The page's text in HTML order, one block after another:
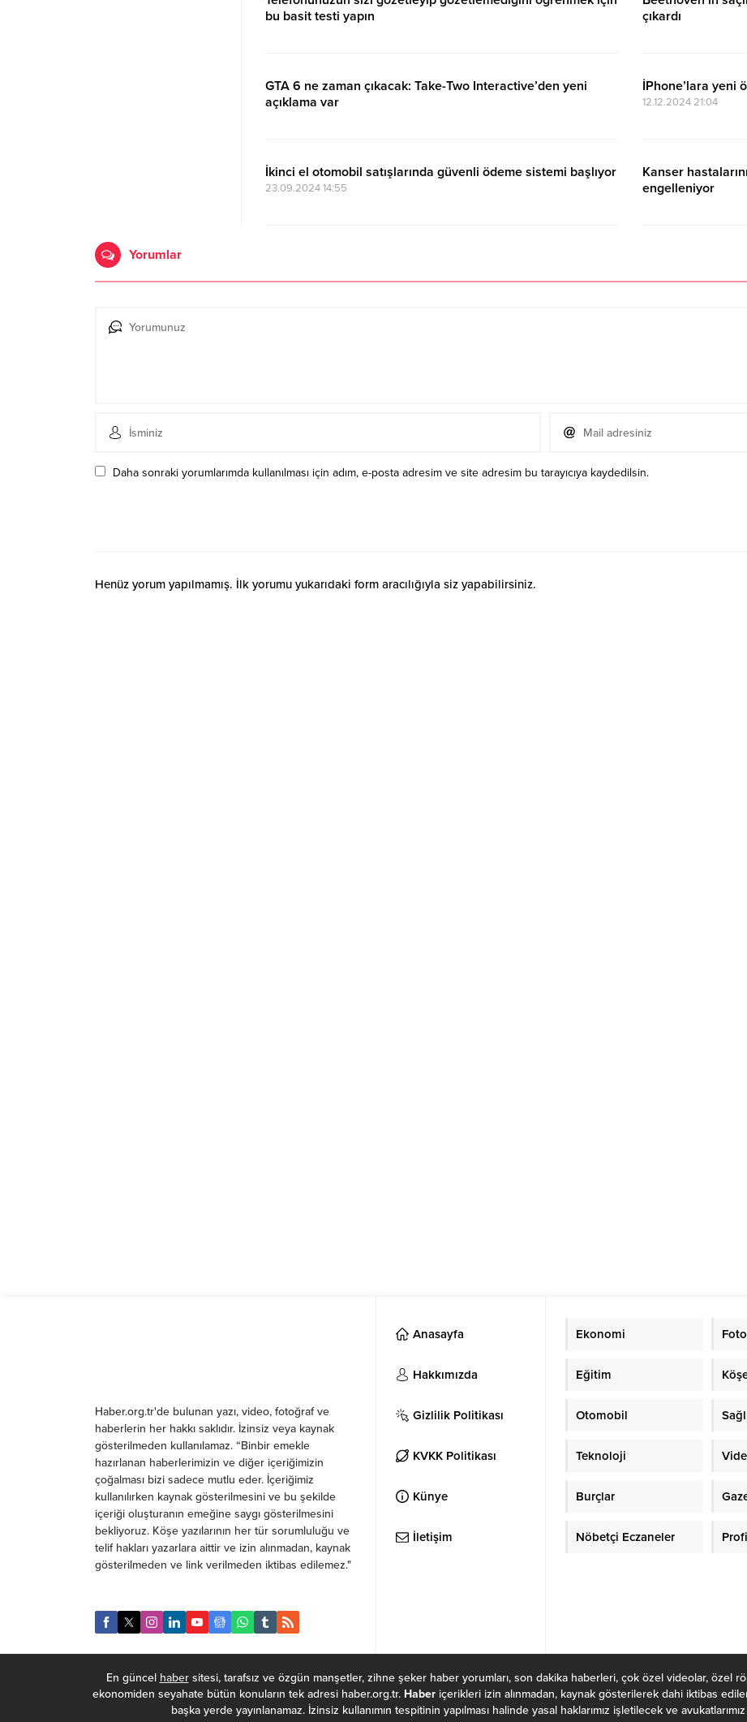
bu basit testi yapın
çıkardı
GTA 6 ne zaman çıkacak: Take-Two Interactive’den yeni
açıklama var
İPhone’lara yeni
12.12.2024 21:04
İkinci el otomobil satışlarında güvenli ödeme sistemi başlıyor
23.09.2024 14:55
Kanser
engelleniyor
Yorumlar
Daha sonraki yorumlarımda kullanılması için adım, e-posta adresim ve site adresim bu tarayıcıya kaydedilsin.
Henüz yorum yapılmamış. İlk yorumu yukarıdaki form aracılığıyla siz yapabilirsiniz.
Haber.org.tr'de bulunan yazı, video, fotoğraf ve
haberlerin her hakkı saklıdır. İzinsiz veya kaynak
gösterilmeden kullanılamaz. “Binbir emekle
hazırlanan haberlerimizin ve diğer içeriğimizin
çoğalması bizi sadece mutlu eder. İçeriğimiz
kullanılırken kaynak gösterilmesini ve bu şekilde
içeriği oluşturanın emeğine saygı gösterilmesini
bekliyoruz. Köşe yazılarının her tür sorumluluğu ve
telif hakları yazarlara aittir ve izin alınmadan, kaynak
gösterilmeden ve link verilmeden iktibas edilemez."
Anasayfa
Hakkımızda
Gizlilik Politikası
KVKK Politikası
Künye
İletişim
Ekonomi
Eğitim
Otomobil
Teknoloji
Burçlar
Nöbetçi Eczaneler
En güncel habersitesi, tarafsız ve özgün manşetler, zihne şeker haber yorumları, son dakika haberleri, çok özel videolar, özel
ekonomiden seyahate bütün konuların tek adresi haber.org.tr. Haberiçerikleri izin alınmadan, kaynak gösterilerek dahi iktibas
başka yerde yayınlanamaz. İzinsiz kullanımın tespitinin yapılması halinde yasal haklarımız işletilecek ve